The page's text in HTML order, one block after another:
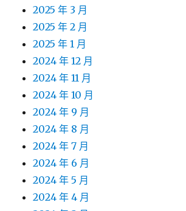
2025 年 3 月
2025 年 2 月
2025 年 1 月
2024 年 12 月
2024 年 11 月
2024 年 10 月
2024 年 9 月
2024 年 8 月
2024 年 7 月
2024 年 6 月
2024 年 5 月
2024 年 4 月